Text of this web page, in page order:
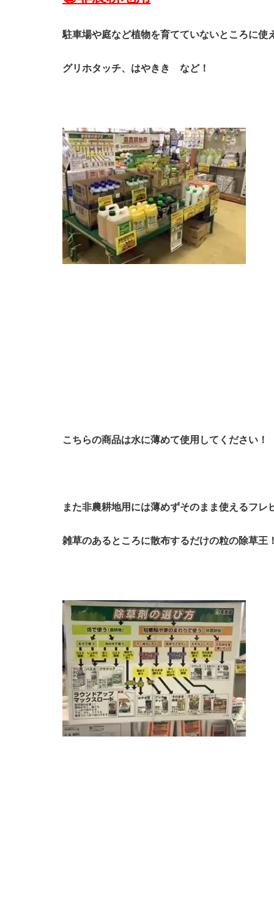
駐車場や庭など植物を育てていないところに使
グリホタッチ、はやきき など！
こちらの商品は水に薄めて使用してください！
また非農耕地用には薄めずそのまま使えるフレ
雑草のあるところに散布するだけの粒の除草王